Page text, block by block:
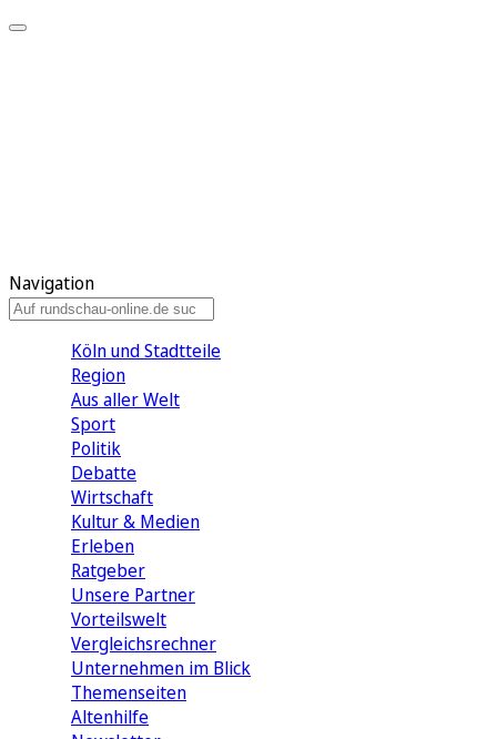
Navigation
Köln und Stadtteile
Region
Aus aller Welt
Sport
Politik
Debatte
Wirtschaft
Kultur & Medien
Erleben
Ratgeber
Unsere Partner
Vorteilswelt
Vergleichsrechner
Unternehmen im Blick
Themenseiten
Altenhilfe